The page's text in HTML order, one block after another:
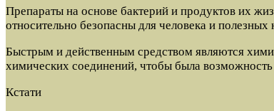
Препараты на основе бактерий и продуктов их
относительно безопасны для человека и полезных
Быстрым и действенным средством являются
химических соединений, чтобы была возможность
Кстати